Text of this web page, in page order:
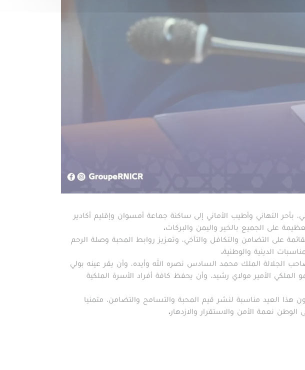
بأحر التهاني وأطيب الأماني إلى ساكنة جماعة أمسوان وإقليم أكادير
على الجميع بالخير واليمن والبركات.
على التضامن والتكافل والتآخي، وتعزيز روابط المحبة وصلة الرحم
الدينية والوطنية.
الجلالة الملك محمد السادس نصره الله وأيده، وأن يقر عينه بولي
الأمير مولاي رشيد، وأن يحفظ كافة أفراد الأسرة الملكية
هذا العيد مناسبة لنشر قيم المحبة والتسامح والتضامن، متمنيا
نعمة الأمن والاستقرار والازدهار.